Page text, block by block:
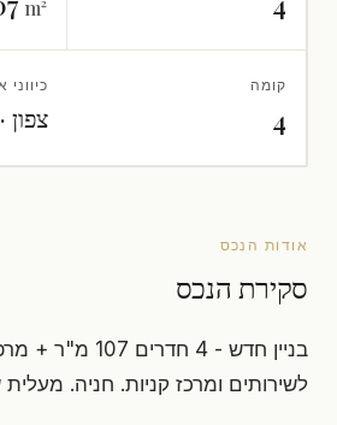
m²
קומה
4
כיווני
צפון
אודות הנכס
סקירת הנכס
בניין חדש - 4
לשירותים ומרכז קניות. חניה.